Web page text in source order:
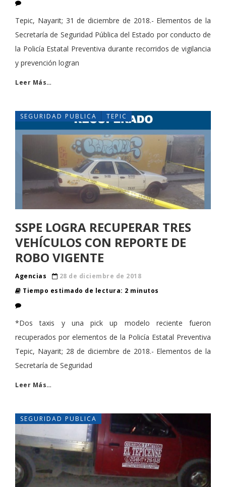
Tepic, Nayarit; 31 de diciembre de 2018.- Elementos de la
Secretaría de Seguridad Pública del Estado por conducto de
la Policía Estatal Preventiva durante recorridos de vigilancia
y prevención logran
Leer Más…
SEGURIDAD PUBLICA TEPIC
SSPE LOGRA RECUPERAR TRES
VEHÍCULOS CON REPORTE DE
ROBO VIGENTE
Agencias
28 de diciembre de 2018
Tiempo estimado de lectura: 2 minutos
*Dos taxis y una pick up modelo reciente fueron
recuperados por elementos de la Policía Estatal Preventiva
Tepic, Nayarit; 28 de diciembre de 2018.- Elementos de la
Secretaría de Seguridad
Leer Más…
SEGURIDAD PUBLICA